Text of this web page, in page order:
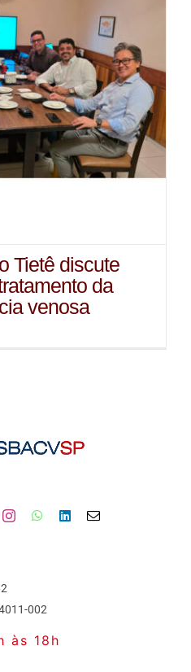
Tietê discute
da
venosa
002
às 18h